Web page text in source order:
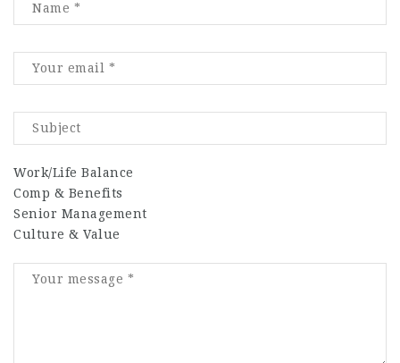
Work/Life Balance
Comp & Benefits
Senior Management
Culture & Value